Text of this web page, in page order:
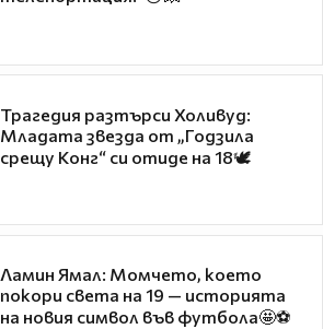
Трагедия разтърси Холивуд:
Младата звезда от „Годзила
срещу Конг“ си отиде на 18🕊️
Ламин Ямал: Момчето, което
покори света на 19 — историята
на новия символ във футбола🤩⚽